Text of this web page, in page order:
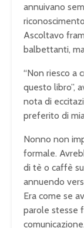
annuivano
Ascoltavo
balbettanti,
“Non riesco a
questo libro”,
nota di
preferito di
Nonno non
formale.
di tè o caffè
annuendo
Era come se
parole stesse
comunicazione.